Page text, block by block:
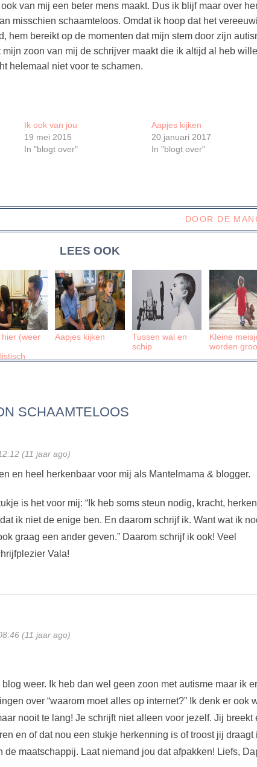
van mij een beter mens maakt. Dus ik blijf maar over
misschien schaamteloos. Omdat ik hoop dat het
hem bereikt op de momenten dat mijn stem door zijn
mijn zoon van mij de schrijver maakt die ik altijd al heb
helemaal niet voor te schamen.
Ik ook van jou
19 mei 2015
In "blogt over"
Aapjes kijken
20 januari 2017
In "blogt over"
DOOR DE
LEES OOK
hier (weer
Aapjes kijken
Tussen wal en
schip
Kleine
worden
SCHAAMTELOOS
(11 jaar ago)
en heel herkenbaar voor mij als Mantelmama & blogger.
is het voor mij: “Ik heb soms steun nodig, kracht,
ik niet de enige ben. En daarom schrijf ik. Want wat ik
graag een ander geven.” Daarom schrijf ik ook! Veel
Vala!
(11 jaar ago)
weer. Ik heb dan wel geen zoon met autisme maar ik
over “waarom moet alles op internet?” Ik denk er ook
nooit te lang! Je schrijft niet alleen voor jezelf. Jij breekt
en of dat nou een stukje herkenning is of troost jij draagt
de maatschappij. Laat niemand jou dat afpakken! Liefs,